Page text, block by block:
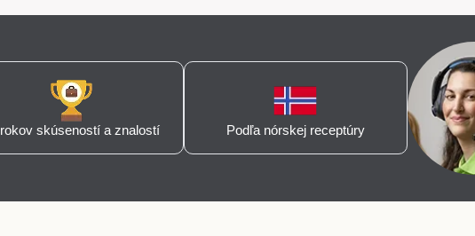
rokov skúseností a znalostí Podľa nórskej receptúry